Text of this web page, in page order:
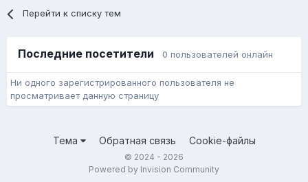
Перейти к списку тем
Последние посетители 0 пользователей онлайн
Ни одного зарегистрированного пользователя не
просматривает данную страницу
Тема Обратная связь Cookie-файлы
© 2024 - 2026
Powered by Invision Community